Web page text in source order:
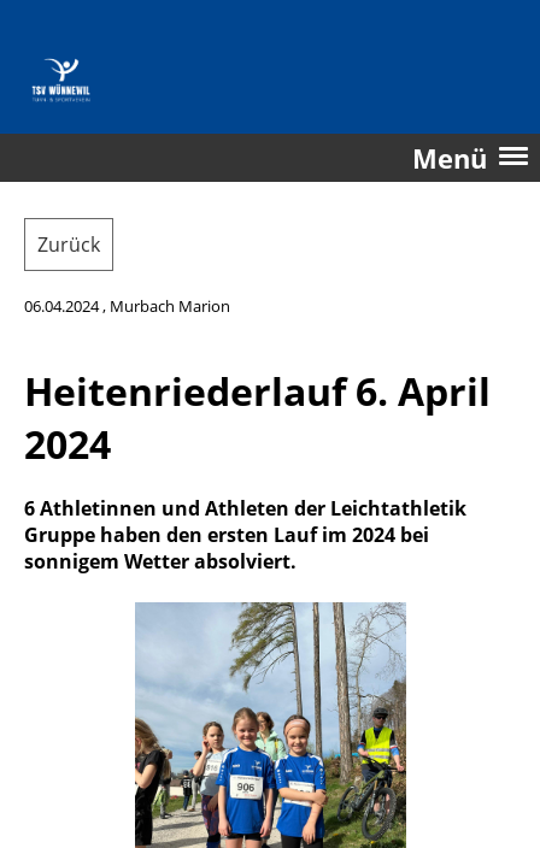
Menü
Zurück
06.04.2024, Murbach Marion
Heitenriederlauf 6. April
2024
6 Athletinnen und Athleten der Leichtathletik
Gruppe haben den ersten Lauf im 2024 bei
sonnigem Wetter absolviert.